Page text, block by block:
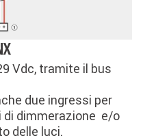
Vdc, tramite il bus
due ingressi per
di dimmerazione e/o
delle luci.